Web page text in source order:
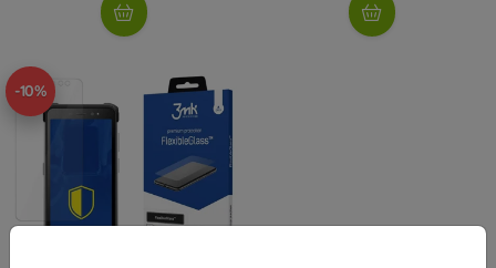
-10%